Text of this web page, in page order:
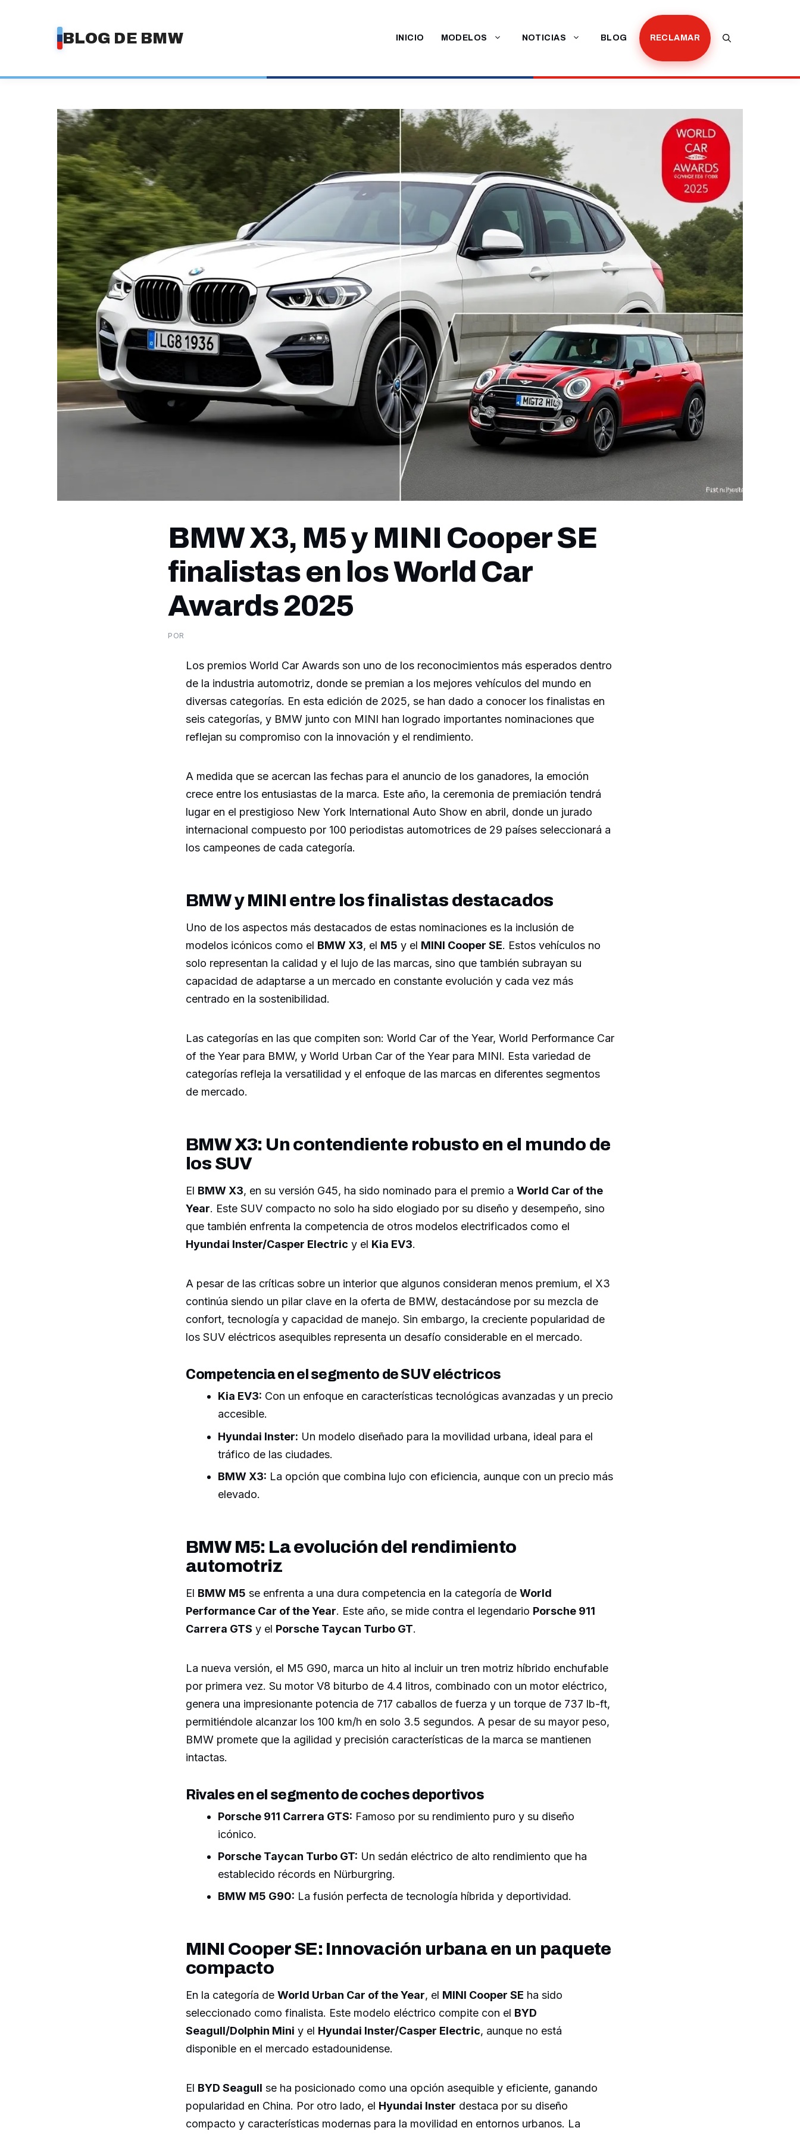
BLOG DE BMW INICIO MODELOS NOTICIAS BLOG RECLAMAR
BMW X3, M5 y MINI Cooper SE
finalistas en los World Car
Awards 2025
POR
Los premios World Car Awards son uno de los reconocimientos más esperados dentro
de la industria automotriz, donde se premian a los mejores vehículos del mundo en
diversas categorías. En esta edición de 2025, se han dado a conocer los finalistas en
seis categorías, y BMW junto con MINI han logrado importantes nominaciones que
reflejan su compromiso con la innovación y el rendimiento.
A medida que se acercan las fechas para el anuncio de los ganadores, la emoción
crece entre los entusiastas de la marca. Este año, la ceremonia de premiación tendrá
lugar en el prestigioso New York International Auto Show en abril, donde un jurado
internacional compuesto por 100 periodistas automotrices de 29 países seleccionará a
los campeones de cada categoría.
BMW y MINI entre los finalistas destacados
Uno de los aspectos más destacados de estas nominaciones es la inclusión de
modelos icónicos como el BMW X3, el M5 y el MINI Cooper SE. Estos vehículos no
solo representan la calidad y el lujo de las marcas, sino que también subrayan su
capacidad de adaptarse a un mercado en constante evolución y cada vez más
centrado en la sostenibilidad.
Las categorías en las que compiten son: World Car of the Year, World Performance Car
of the Year para BMW, y World Urban Car of the Year para MINI. Esta variedad de
categorías refleja la versatilidad y el enfoque de las marcas en diferentes segmentos
de mercado.
BMW X3: Un contendiente robusto en el mundo de
los SUV
El BMW X3, en su versión G45, ha sido nominado para el premio a World Car of the
Year. Este SUV compacto no solo ha sido elogiado por su diseño y desempeño, sino
que también enfrenta la competencia de otros modelos electrificados como el
Hyundai Inster/Casper Electric y el Kia EV3.
A pesar de las críticas sobre un interior que algunos consideran menos premium, el X3
continúa siendo un pilar clave en la oferta de BMW, destacándose por su mezcla de
confort, tecnología y capacidad de manejo. Sin embargo, la creciente popularidad de
los SUV eléctricos asequibles representa un desafío considerable en el mercado.
Competencia en el segmento de SUV eléctricos
Kia EV3: Con un enfoque en características tecnológicas avanzadas y un precio
accesible.
Hyundai Inster: Un modelo diseñado para la movilidad urbana, ideal para el
tráfico de las ciudades.
BMW X3: La opción que combina lujo con eficiencia, aunque con un precio más
elevado.
BMW M5: La evolución del rendimiento
automotriz
El BMW M5 se enfrenta a una dura competencia en la categoría de World
Performance Car of the Year. Este año, se mide contra el legendario Porsche 911
Carrera GTS y el Porsche Taycan Turbo GT.
La nueva versión, el M5 G90, marca un hito al incluir un tren motriz híbrido enchufable
por primera vez. Su motor V8 biturbo de 4.4 litros, combinado con un motor eléctrico,
genera una impresionante potencia de 717 caballos de fuerza y un torque de 737 lb-ft,
permitiéndole alcanzar los 100 km/h en solo 3.5 segundos. A pesar de su mayor peso,
BMW promete que la agilidad y precisión características de la marca se mantienen
intactas.
Rivales en el segmento de coches deportivos
Porsche 911 Carrera GTS: Famoso por su rendimiento puro y su diseño
icónico.
Porsche Taycan Turbo GT: Un sedán eléctrico de alto rendimiento que ha
establecido récords en Nürburgring.
BMW M5 G90: La fusión perfecta de tecnología híbrida y deportividad.
MINI Cooper SE: Innovación urbana en un paquete
compacto
En la categoría de World Urban Car of the Year, el MINI Cooper SE ha sido
seleccionado como finalista. Este modelo eléctrico compite con el BYD
Seagull/Dolphin Mini y el Hyundai Inster/Casper Electric, aunque no está
disponible en el mercado estadounidense.
El BYD Seagull se ha posicionado como una opción asequible y eficiente, ganando
popularidad en China. Por otro lado, el Hyundai Inster destaca por su diseño
compacto y características modernas para la movilidad en entornos urbanos. La